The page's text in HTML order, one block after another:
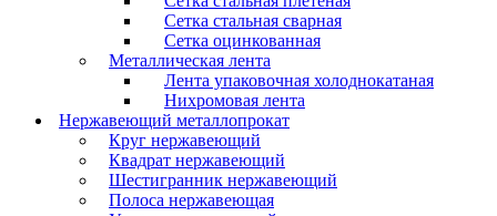
Сетка стальная сварная
Сетка оцинкованная
Металлическая лента
Лента упаковочная холоднокатаная
Нихромовая лента
Нержавеющий металлопрокат
Круг нержавеющий
Квадрат нержавеющий
Шестигранник нержавеющий
Полоса нержавеющая